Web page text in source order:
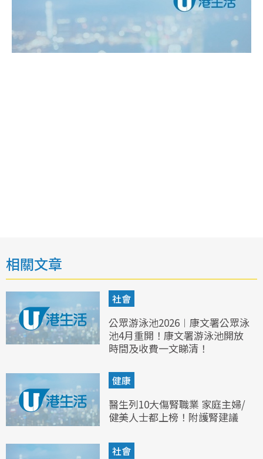
相關文章
社會
公眾游泳池2026︱康文署公眾泳
池4月重開！康文署游泳池開放
時間及收費一文睇清！
健康
醫生列10大傷腎職業 家庭主婦/
健美人士都上榜！附護腎建議
社會